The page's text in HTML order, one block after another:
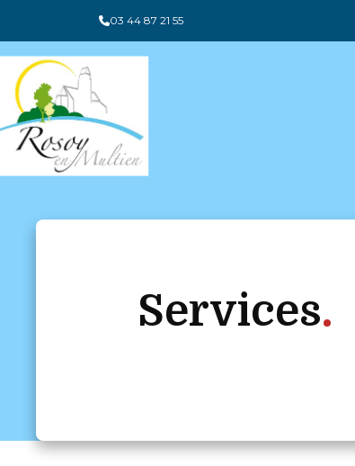
03 44 87 21 55
Services
Panneau de gestion des cookies